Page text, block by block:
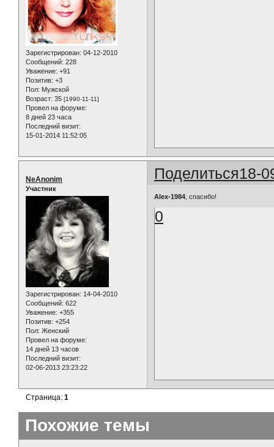
Зарегистрирован: 04-12-2010
Сообщений: 228
Уважение: +91
Позитив: +3
Пол: Мужской
Возраст: 35 [1990-11-11]
Провел на форуме:
8 дней 23 часа
Последний визит:
15-01-2014 11:52:05
Поделиться18-
NeAnonim
Участник
Зарегистрирован: 14-04-2010
Сообщений: 622
Уважение: +355
Позитив: +254
Пол: Женский
Провел на форуме:
14 дней 13 часов
Последний визит:
02-06-2013 23:23:22
Alex-1984 , спасибо!
0
Страница:1
Похожие темы